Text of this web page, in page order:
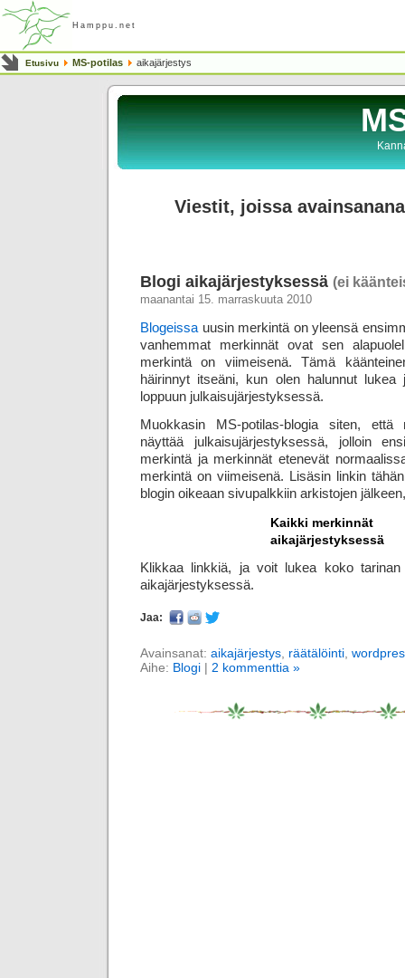
Hamppu.net
Etusivu MS-potilas aikajärjestys
Viestit, joissa
Blogi aikajärjestyksessä (ei
maanantai 15. marraskuuta 2010
Blogeissa uusin merkintä on yleensä
vanhemmat merkinnät ovat sen
merkintä on viimeisenä. Tämä
häirinnyt itseäni, kun olen halunnut lukea
loppuun julkaisujärjestyksessä.
Muokkasin MS-potilas-blogia siten, että
näyttää julkaisujärjestyksessä, jolloin
merkintä ja merkinnät etenevät
merkintä on viimeisenä. Lisäsin linkin
blogin oikeaan sivupalkkiin arkistojen
Kaikki merkinnät
aikajärjestyksessä
Klikkaa linkkiä, ja voit lukea koko
aikajärjestyksessä.
Jaa:
Avainsanat: aikajärjestys räätälöinti
Aihe: Blogi | 2 kommenttia »